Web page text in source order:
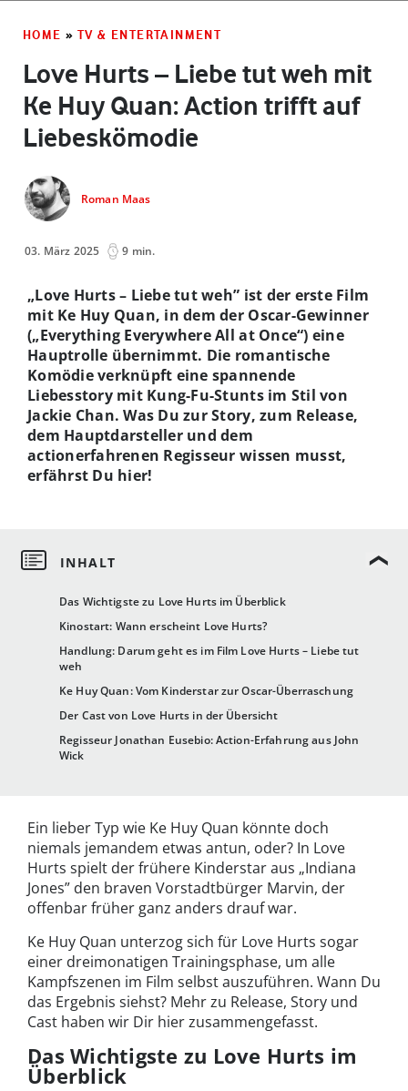
HOME » TV & ENTERTAINMENT
Love Hurts – Liebe tut weh mit
Ke Huy Quan: Action trifft auf
Liebeskömodie
Roman Maas
03. März 2025 9 min.
Das Wichtigste zu Love Hurts im Überblick
Kinostart: Wann erscheint Love Hurts?
Handlung: Darum geht es im Film Love Hurts – Liebe tut
weh
Ke Huy Quan: Vom Kinderstar zur Oscar-Überraschung
Der Cast von Love Hurts in der Übersicht
Regisseur Jonathan Eusebio: Action-Erfahrung aus John
Wick
„Love Hurts – Liebe tut weh” ist der erste Film
mit Ke Huy Quan, in dem der Oscar-Gewinner
(„Everything Everywhere All at Once“) eine
Hauptrolle übernimmt. Die romantische
Komödie verknüpft eine spannende
Liebesstory mit Kung-Fu-Stunts im Stil von
Jackie Chan. Was Du zur Story, zum Release,
dem Hauptdarsteller und dem
actionerfahrenen Regisseur wissen musst,
erfährst Du hier!
Ein lieber Typ wie Ke Huy Quan könnte doch
niemals jemandem etwas antun, oder? In Love
Hurts spielt der frühere Kinderstar aus „Indiana
Jones” den braven Vorstadtbürger Marvin, der
offenbar früher ganz anders drauf war.
Ke Huy Quan unterzog sich für Love Hurts sogar
einer dreimonatigen Trainingsphase, um alle
Kampfszenen im Film selbst auszuführen. Wann Du
das Ergebnis siehst? Mehr zu Release, Story und
Cast haben wir Dir hier zusammengefasst.
Das Wichtigste zu Love Hurts im
Überblick